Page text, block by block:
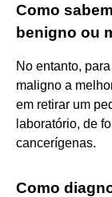
Como
benigno ou
No entanto,
maligno a
em retirar um
laboratório, de
cancerígenas.
Como